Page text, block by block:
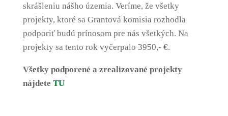
skrášleniu nášho územia. Veríme, že všetky
projekty, ktoré sa Grantová komisia rozhodla
podporiť budú prínosom pre nás všetkých. Na
projekty sa tento rok vyčerpalo 3950,- €.
Všetky podporené a zrealizované projekty
nájdete TU